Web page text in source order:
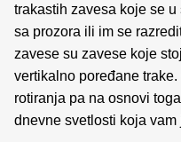
trakastih zavesa koje se u
sa prozora ili im se
zavese su zavese koje
vertikalno poređane
rotiranja pa na osnovi
dnevne svetlosti koja